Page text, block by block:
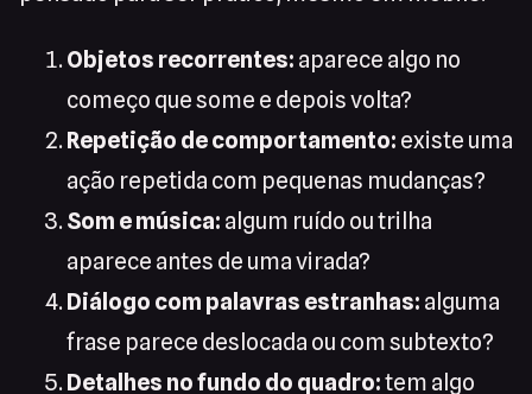
Objetos recorrentes: aparece algo no
começo que some e depois volta?
Repetição de comportamento: existe uma
ação repetida com pequenas mudanças?
Som e música: algum ruído ou trilha
aparece antes de uma virada?
Diálogo com palavras estranhas: alguma
frase parece deslocada ou com subtexto?
Detalhes no fundo do quadro:tem algo